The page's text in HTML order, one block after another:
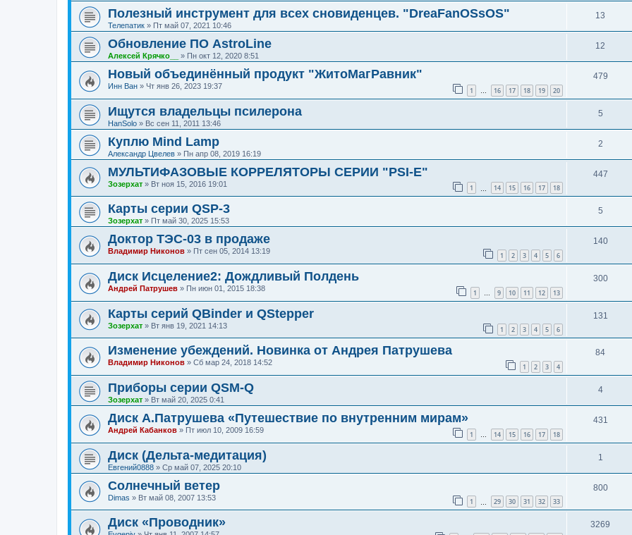
Полезный инструмент для всех сновиденцев. "DreaFanOSsOS"
Телепатик » Пт май 07, 2021 10:46
13
Обновление ПО AstroLine
Алексей Крячко__ » Пн окт 12, 2020 8:51
12
Новый объединённый продукт "ЖитоМагРавник"
Инн Ван » Чт янв 26, 2023 19:37 1 … 16 17 18 19 20
479
Ищутся владельцы псилерона
HanSolo » Вс сен 11, 2011 13:46
5
Куплю Mind Lamp
Александр Цвелев » Пн апр 08, 2019 16:19
2
МУЛЬТИФАЗОВЫЕ КОРРЕЛЯТОРЫ СЕРИИ "PSI-E"
Зозерхат » Вт ноя 15, 2016 19:01 1 14 15 16 17 18
447
Карты серии QSP-3
Зозерхат » Пт май 30, 2025 15:53
5
Доктор ТЭС-03 в продаже
Владимир Никонов » Пт сен 05, 2014 13:19 1 2 3 4 5 6
140
Диск Исцеление2: Дождливый Полдень
Андрей Патрушев » Пн июн 01, 2015 18:38 1 … 9 10 11 12 13
300
Карты серий QBinder и QStepper
Зозерхат » Вт янв 19, 2021 14:13 1 2 3 4 5 6
131
Изменение убеждений. Новинка от Андрея Патрушева
Владимир Никонов » Сб мар 24, 2018 14:52 1 2 3 4
84
Приборы серии QSM-Q
Зозерхат » Вт май 20, 2025 0:41
4
Диск А.Патрушева «Путешествие по внутренним мирам»
Андрей Кабанков » Пт июл 10, 2009 16:59 1 … 14 15 16 17 18
431
Диск (Дельта-медитация)
Евгений0888 » Ср май 07, 2025 20:10
1
Солнечный ветер
Dimas » Вт май 08, 2007 13:53 1 29 30 31 32 33
800
Диск «Проводник» 3269